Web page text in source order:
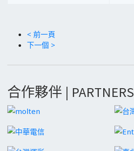
< 前一頁
下一個 >
合作夥伴 | PARTNERS